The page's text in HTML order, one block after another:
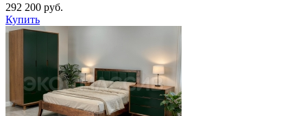
292 200 руб.
Купить